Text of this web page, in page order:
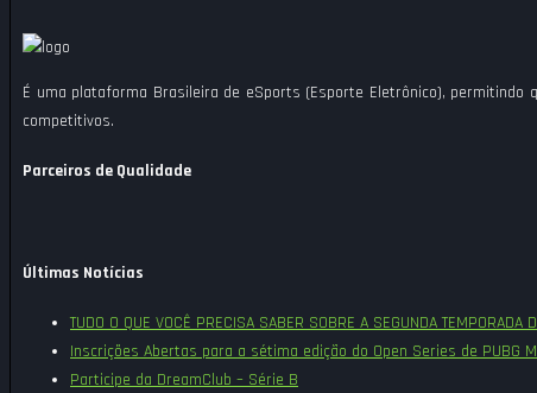
É uma plataforma Brasileira de eSports (Esporte Eletrônico),
competitivos.
Parceiros de Qualidade
Últimas Notícias
TUDO O QUE VOCÊ PRECISA SABER SOBRE A SEGUNDA
Inscrições Abertas para a sétima edição do Open Series de PUBG
Participe da DreamClub – Série B